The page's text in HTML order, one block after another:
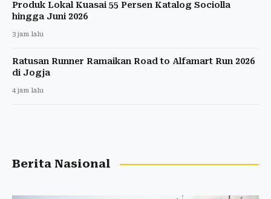
Produk Lokal Kuasai 55 Persen Katalog Sociolla
hingga Juni 2026
3 jam lalu
Ratusan Runner Ramaikan Road to Alfamart Run 2026
di Jogja
4 jam lalu
Berita Nasional